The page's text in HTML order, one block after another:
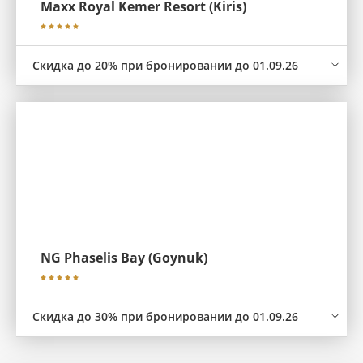
Maxx Royal Kemer Resort (Kiris)
Скидка до 20% при бронировании до 01.09.26
NG Phaselis Bay (Goynuk)
Скидка до 30% при бронировании до 01.09.26